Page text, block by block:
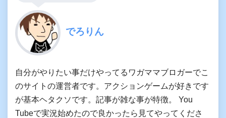
でろりん
自分がやりたい事だけやってるワガママブロガーでこ
のサイトの運営者です。アクションゲームが好きです
が基本ヘタクソです。記事が雑な事が特徴。 You
Tubeで実況始めたので良かったら見てやってくださ